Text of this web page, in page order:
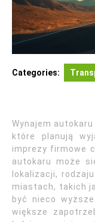
Categories:
Wynajem
które planują
imprezy firmowe
autokaru może
lokalizacji,
miastach, takich
być nieco
większe